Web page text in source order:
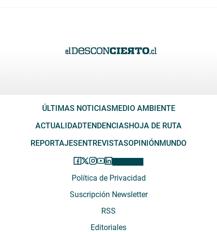
ÚLTIMAS NOTICIASMEDIO AMBIENTE
ACTUALIDADTENDENCIASHOJA DE RUTA
REPORTAJESENTREVISTASOPINIÓNMUNDO
Política de Privacidad
Suscripción Newsletter
RSS
Editoriales